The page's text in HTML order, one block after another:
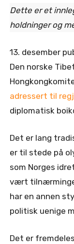
Dette er et
holdninger og
13. desember
Den norske
adressert til
diplomatisk
Det er lang
er til stede på
som Norges
vært
har en annen
politisk uenige
Det er